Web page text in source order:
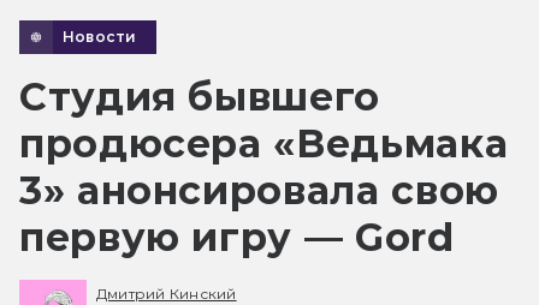
Новости
Студия бывшего
продюсера «Ведьмака
3» анонсировала свою
первую игру — Gord
Дмитрий Кинский